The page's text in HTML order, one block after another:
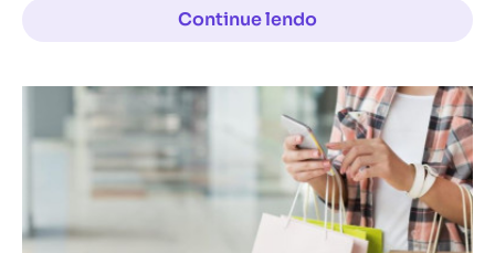
Continue lendo